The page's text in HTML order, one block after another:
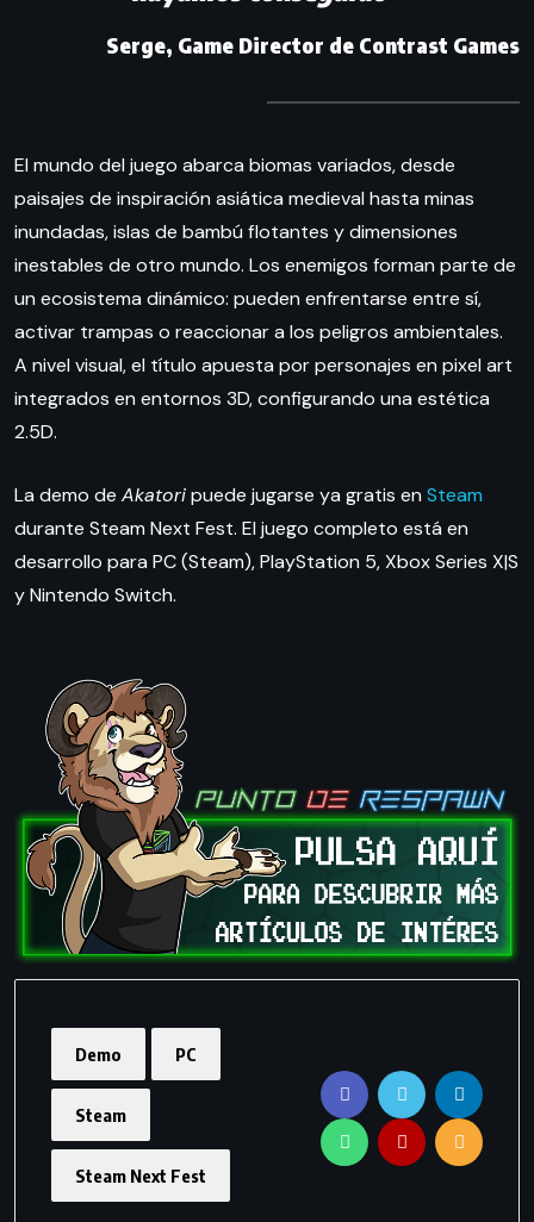
Serge, Game Director de Contrast Games
El mundo del juego abarca biomas variados, desde
paisajes de inspiración asiática medieval hasta minas
inundadas, islas de bambú flotantes y dimensiones
inestables de otro mundo. Los enemigos forman parte de
un ecosistema dinámico: pueden enfrentarse entre sí,
activar trampas o reaccionar a los peligros ambientales.
A nivel visual, el título apuesta por personajes en pixel art
integrados en entornos 3D, configurando una estética
2.5D.
La demo de Akatoripuede jugarse ya gratis en Steam
durante Steam Next Fest. El juego completo está en
desarrollo para PC (Steam), PlayStation 5, Xbox Series X|S
y Nintendo Switch.
Demo PC
Steam
Steam Next Fest